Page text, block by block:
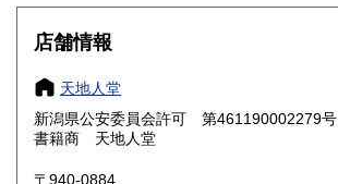
大阪府
奈良県
鳥取県 185円 島根県
岡山県
店舗情報
天地人堂
新潟県公安委員会許可 第461190002279号
書籍商 天地人堂
〒940-0884